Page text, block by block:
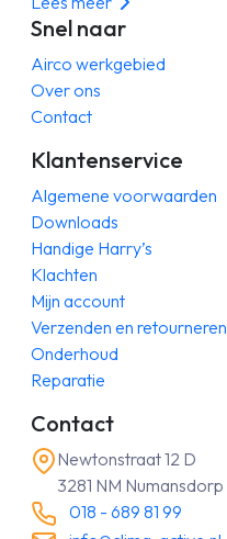
Snel naar
Airco werkgebied
Over ons
Contact
Klantenservice
Algemene voorwaarden
Downloads
Handige Harry’s
Klachten
Mijn account
Verzenden en retourneren
Onderhoud
Reparatie
Contact
Newtonstraat 12 D
3281 NM Numansdorp
018 - 689 81 99